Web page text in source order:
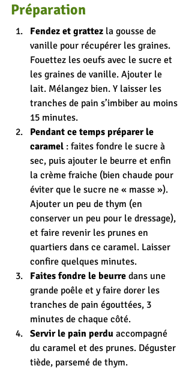
Préparation
Fendez et grattez la gousse de
vanille pour récupérer les graines.
Fouettez les oeufs avec le sucre et
les graines de vanille. Ajouter le
lait. Mélangez bien. Y laisser les
tranches de pain s’imbiber au moins
15 minutes.
Pendant ce temps préparer le
caramel : faites fondre le sucre à
sec, puis ajouter le beurre et enfin
la crème fraiche (bien chaude pour
éviter que le sucre ne « masse »).
Ajouter un peu de thym (en
conserver un peu pour le dressage),
et faire revenir les prunes en
quartiers dans ce caramel. Laisser
confire quelques minutes.
Faites fondre le beurre dans une
grande poêle et y faire dorer les
tranches de pain égouttées, 3
minutes de chaque côté.
Servir le pain perdu accompagné
du caramel et des prunes. Déguster
tiède, parsemé de thym.